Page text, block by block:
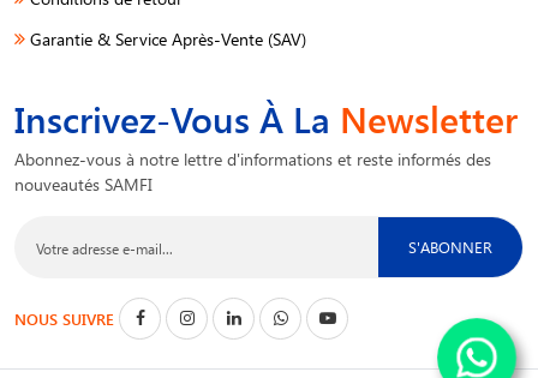
Garantie & Service Après-Vente (SAV)
Inscrivez-Vous À La Newsletter
Abonnez-vous à notre lettre d'informations et reste informés des
nouveautés SAMFI
S'ABONNER
NOUS SUIVRE